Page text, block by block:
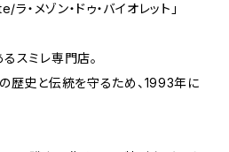
メゾン・ドゥ・バイオレット」
スミレ専門店。
歴史と伝統を守るため、1993年に